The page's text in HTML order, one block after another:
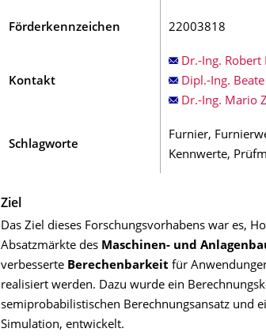
Förderkennzeichen 22003818
Kontakt
Dr.-Ing. Robert
Dipl.-Ing.
Dr.-Ing. Mario
Schlagworte
Furnier,
Kennwerte,
Ziel
Das Ziel dieses Forschungsvorhabens war es,
Absatzmärkte des Maschinen- und
verbesserte Berechenbarkeit für
realisiert werden. Dazu wurde ein
semiprobabilistischen Berechnungsansatz und
Simulation, entwickelt.